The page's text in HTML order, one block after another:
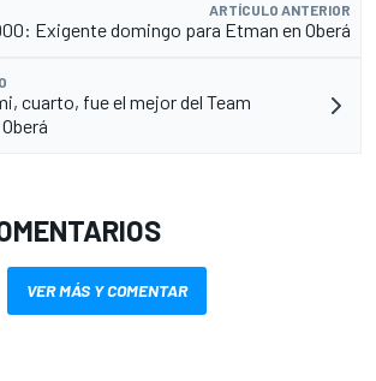
ARTÍCULO ANTERIOR
Exigente domingo para Etman en Oberá
cuarto, fue el mejor del Team
VER MÁS Y COMENTAR